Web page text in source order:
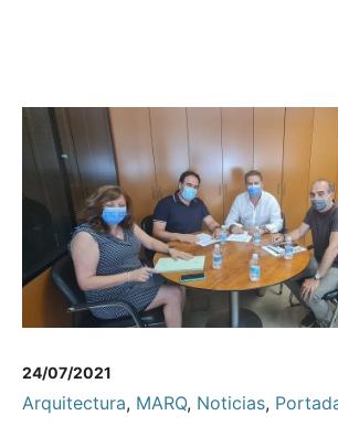
24/07/2021
Arquitectura, MARQ, Noticias,